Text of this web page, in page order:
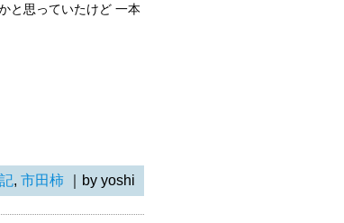
と思っていたけど 一本
, 市田柿 ｜by yoshi